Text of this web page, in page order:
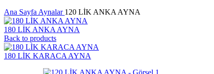
Ana Sayfa Aynalar 120 LİK ANKA AYNA
180 LİK ANKA AYNA
Back to products
180 LİK KARACA AYNA